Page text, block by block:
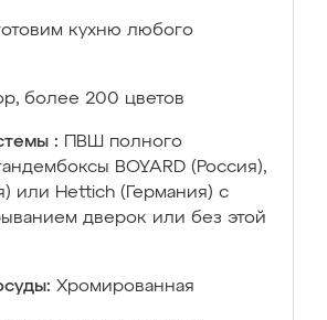
кухню любого
более 200 цветов
:
ПВШ полного
BOYARD (Россия),
или Hettich (Германия) с
дверок или без этой
Хромированная